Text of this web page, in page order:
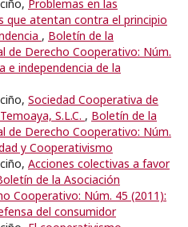
Problemas en las
que atentan contra el principio
, Boletín de la
de Derecho Cooperativo: Núm.
e independencia de la
Sociedad Cooperativa de
S.L.C. , Boletín de la
de Derecho Cooperativo: Núm.
y Cooperativismo
Acciones colectivas a favor
de la Asociación
Cooperativo: Núm. 45 (2011):
del consumidor